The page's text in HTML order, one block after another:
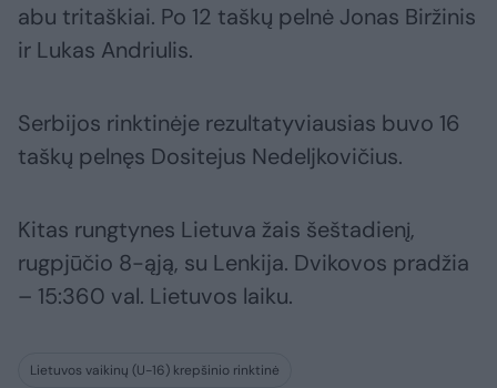
abu tritaškiai. Po 12 taškų pelnė Jonas Biržinis
ir Lukas Andriulis.
Serbijos rinktinėje rezultatyviausias buvo 16
taškų pelnęs Dositejus Nedeljkovičius.
Kitas rungtynes Lietuva žais šeštadienį,
rugpjūčio 8-ąją, su Lenkija. Dvikovos pradžia
– 15:360 val. Lietuvos laiku.
Lietuvos vaikinų (U-16) krepšinio rinktinė